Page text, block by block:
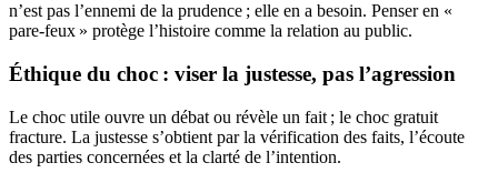
n’est pas l’ennemi de la prudence ; elle en a besoin. Penser en «
pare-feux » protège l’histoire comme la relation au public.
Éthique du choc : viser la justesse, pas l’agression
Le choc utile ouvre un débat ou révèle un fait ; le choc gratuit
fracture. La justesse s’obtient par la vérification des faits, l’écoute
des parties concernées et la clarté de l’intention.